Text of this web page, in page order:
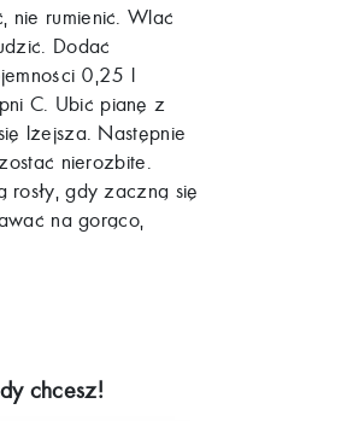
nie rumienić. Wlać
Dodać
0,25 l
C. Ubić pianę z
lżejsza. Następnie
nierozbite.
gdy zaczną się
na gorąco,
chcesz!